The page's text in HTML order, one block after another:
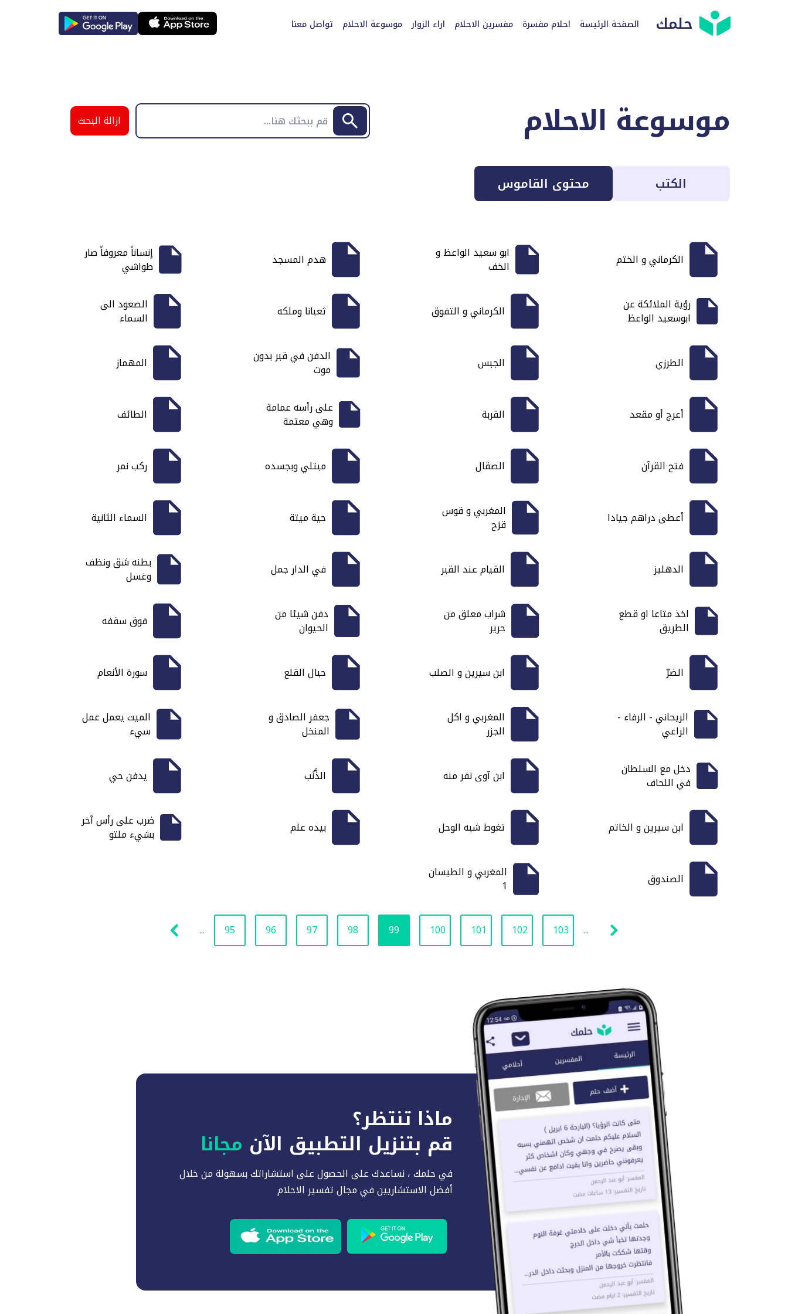
حلمك الصفحة الرئيسة احلام مفسرة مفسرين الاحلام اراء الزوار موسوعة الاحلام تواصل معنا
موسوعة الاحلام ازالة البحث
الكتب محتوى القاموس
الكرماني و الختم ابو سعيد الواعظ و
الخف هدم المسجد إنساناً معروفاً صار
طواشي
رؤية الملائكة عن
ابوسعيد الواعظ الكرماني و التفوق ثعبانا وملكه الصعود الى
السماء
الطرزي الجبس الدفن في قبر بدون
موت المهماز
أعرج أو مقعد القربة على رأسه عمامة
وهي معتمة الطائف
فتح القرآن الصقال مبتلي وبجسده ركب نمر
أعطى دراهم جيادا المغربي و قوس
قزح حية ميتة السماء الثانية
الدهليز القيام عند القبر في الدار جمل بطنه شق ونظف
وغسل
اخذ متاعا او قطع
الطريق
شراب معلق من
حرير
دفن شيئا من
الحيوان فوق سقفه
الضرّ ابن سيرين و الصلب حبال القلع سورة الأنعام
الريحاني - الرفاء -
الراعي
المغربي و اكل
الجزر
جعفر الصادق و
المنخل
الميت يعمل عمل
سيء
دخل مع السلطان
في اللحاف ابن آوى نفر منه الذَّنَب يدفن حي
ابن سيرين و الخاتم تغوط شبه الوحل بيده علم ضرب على رأس آخر
بشيء ملتو
الصندوق المغربي و الطيسان
1
... 95 96 97 98 99 100 101 102 103 ...
ماذا تنتظر؟
قم بتنزيل التطبيق الآن مجانا
في حلمك ، نساعدك على الحصول على استشاراتك بسهولة من خلال
أفضل الاستشاريين في مجال تفسير الاحلام